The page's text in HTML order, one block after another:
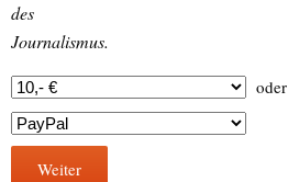
des
Journalismus.
oder
Weiter